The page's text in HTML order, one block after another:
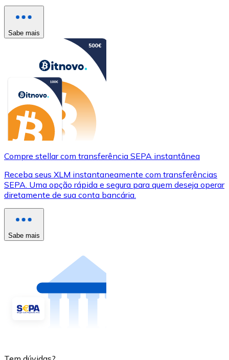
Sabe mais
Compre stellar com transferência SEPA instantânea
Receba seus XLM instantaneamente com transferências
SEPA. Uma opção rápida e segura para quem deseja operar
diretamente de sua conta bancária.
Sabe mais